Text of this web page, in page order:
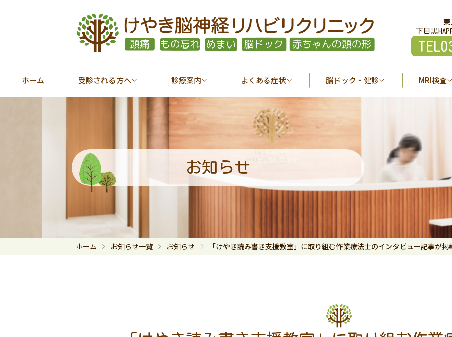
下目黒
ホーム 受診される方へ 診療案内 よくある症状 脳ドック・健診 MRI検査
お知らせ
ホーム お知らせ一覧 お知らせ 「けやき読み書き支援教室」に取り組む作業療法士のインタビュー記事が掲